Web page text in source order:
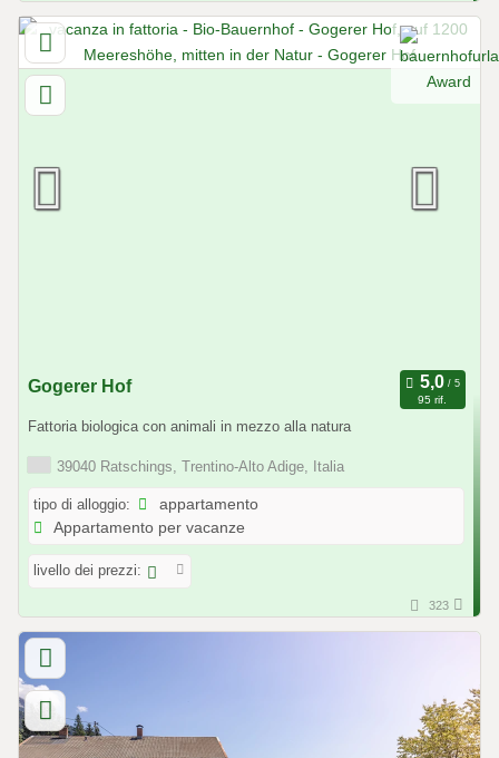
Gogerer Hof
95 rif.
Fattoria biologica con animali in mezzo alla natura
39040 Ratschings, Trentino-Alto Adige, Italia
tipo di alloggio:
appartamento
Appartamento per vacanze
livello dei prezzi:
323